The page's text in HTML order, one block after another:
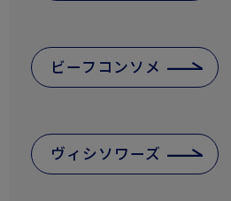
ビーフコンソメ
ヴィシソワーズ